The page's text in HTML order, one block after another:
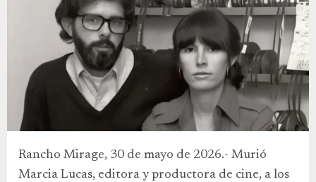
Rancho Mirage, 30 de mayo de 2026.- Murió
Marcia Lucas, editora y productora de cine, a los